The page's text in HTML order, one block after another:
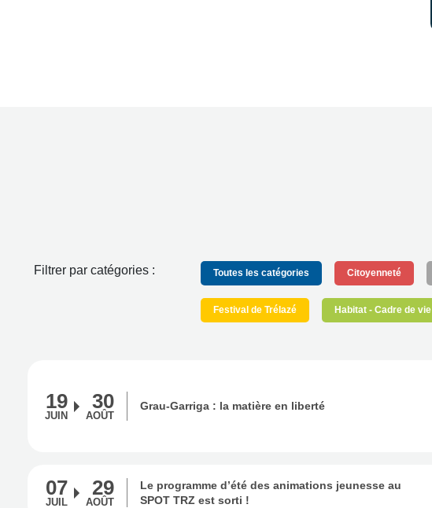
Filtrer par catégories : Toutes les catégories Citoyenneté
Festival de Trélazé Habitat - Cadre de vie
19
JUIN
30
AOÛT
Grau-Garriga : la matière en liberté
07
JUIL
29
AOÛT
Le programme d’été des animations jeunesse au
SPOT TRZ est sorti !